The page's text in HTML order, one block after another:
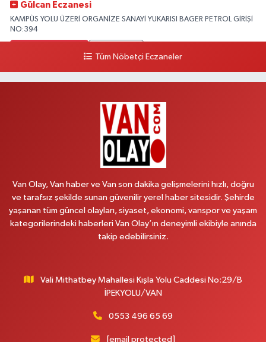
Gülcan Eczanesi
KAMPÜS YOLU ÜZERİ ORGANİZE SANAYİ YUKARISI BAGER PETROL GİRİŞİ
NO:394
HEKİM HASTANESİ ACİL KARŞISI
Yol Tarifi Al
MAHMUDİYE MAH.ATATÜRK CAD.NO:17B
0 (531) 621 69 65 Yol Tarifi Al
Onay Eczanesi
Yenı Derman Eczanesi
Akdamar Hastanesi Acil yanı. İpekyolu. Hatuniye mahallesi terzioğlu, Eski
Tüm Nöbetçi Eczaneler
Van Olay, Van haber ve Van son dakika gelişmelerini hızlı, doğru
ve tarafsız şekilde sunan güvenilir yerel haber sitesidir. Şehirde
yaşanan tüm güncel olayları, siyaset, ekonomi, vanspor ve yaşam
kategorilerindeki haberleri Van Olay’ın deneyimli ekibiyle anında
takip edebilirsiniz.
Vali Mithatbey Mahallesi Kışla Yolu Caddesi No:29/B
İPEKYOLU/VAN
0553 496 65 69
[email protected]